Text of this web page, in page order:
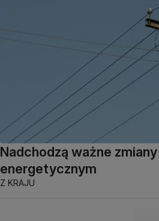
Nadchodzą ważne
energetycznym
Z KRAJU